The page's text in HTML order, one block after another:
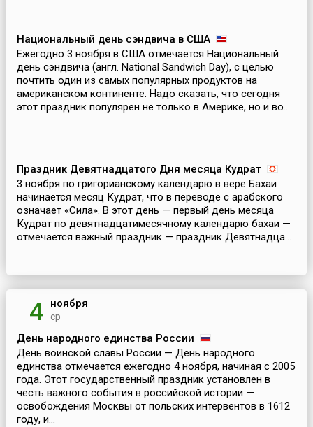
Национальный день сэндвича в США
Ежегодно 3 ноября в США отмечается Национальный
день сэндвича (англ. National Sandwich Day), с целью
почтить один из самых популярных продуктов на
американском континенте. Надо сказать, что сегодня
этот праздник популярен не только в Америке, но и во...
Праздник Девятнадцатого Дня месяца Кудрат
3 ноября по григорианскому календарю в вере Бахаи
начинается месяц Кудрат, что в переводе с арабского
означает «Сила». В этот день — первый день месяца
Кудрат по девятнадцатимесячному календарю бахаи —
отмечается важный праздник — праздник Девятнадца...
4 ноября
ср
День народного единства России
День воинской славы России — День народного
единства отмечается ежегодно 4 ноября, начиная с 2005
года. Этот государственный праздник установлен в
честь важного события в российской истории —
освобождения Москвы от польских интервентов в 1612
году, и...